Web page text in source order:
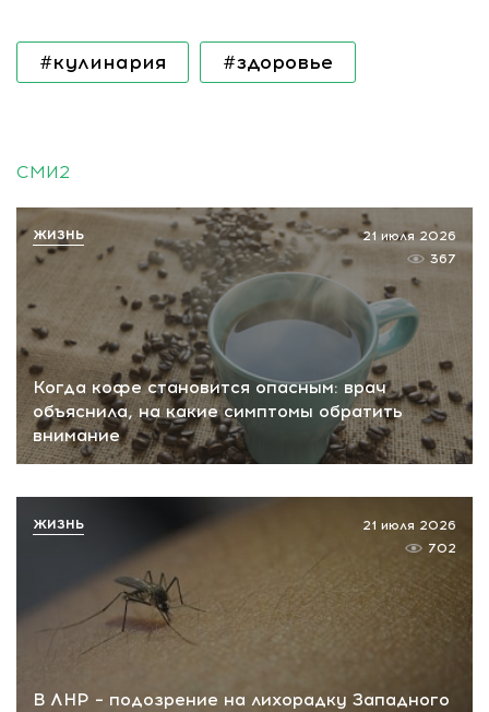
#кулинария #здоровье
СМИ2
Когда кофе становится опасным: врач
объяснила, на какие симптомы обратить
внимание
21 июля 2026
367
ЖИЗНЬ
В ЛНР – подозрение на лихорадку Западного
21 июля 2026
702
ЖИЗНЬ